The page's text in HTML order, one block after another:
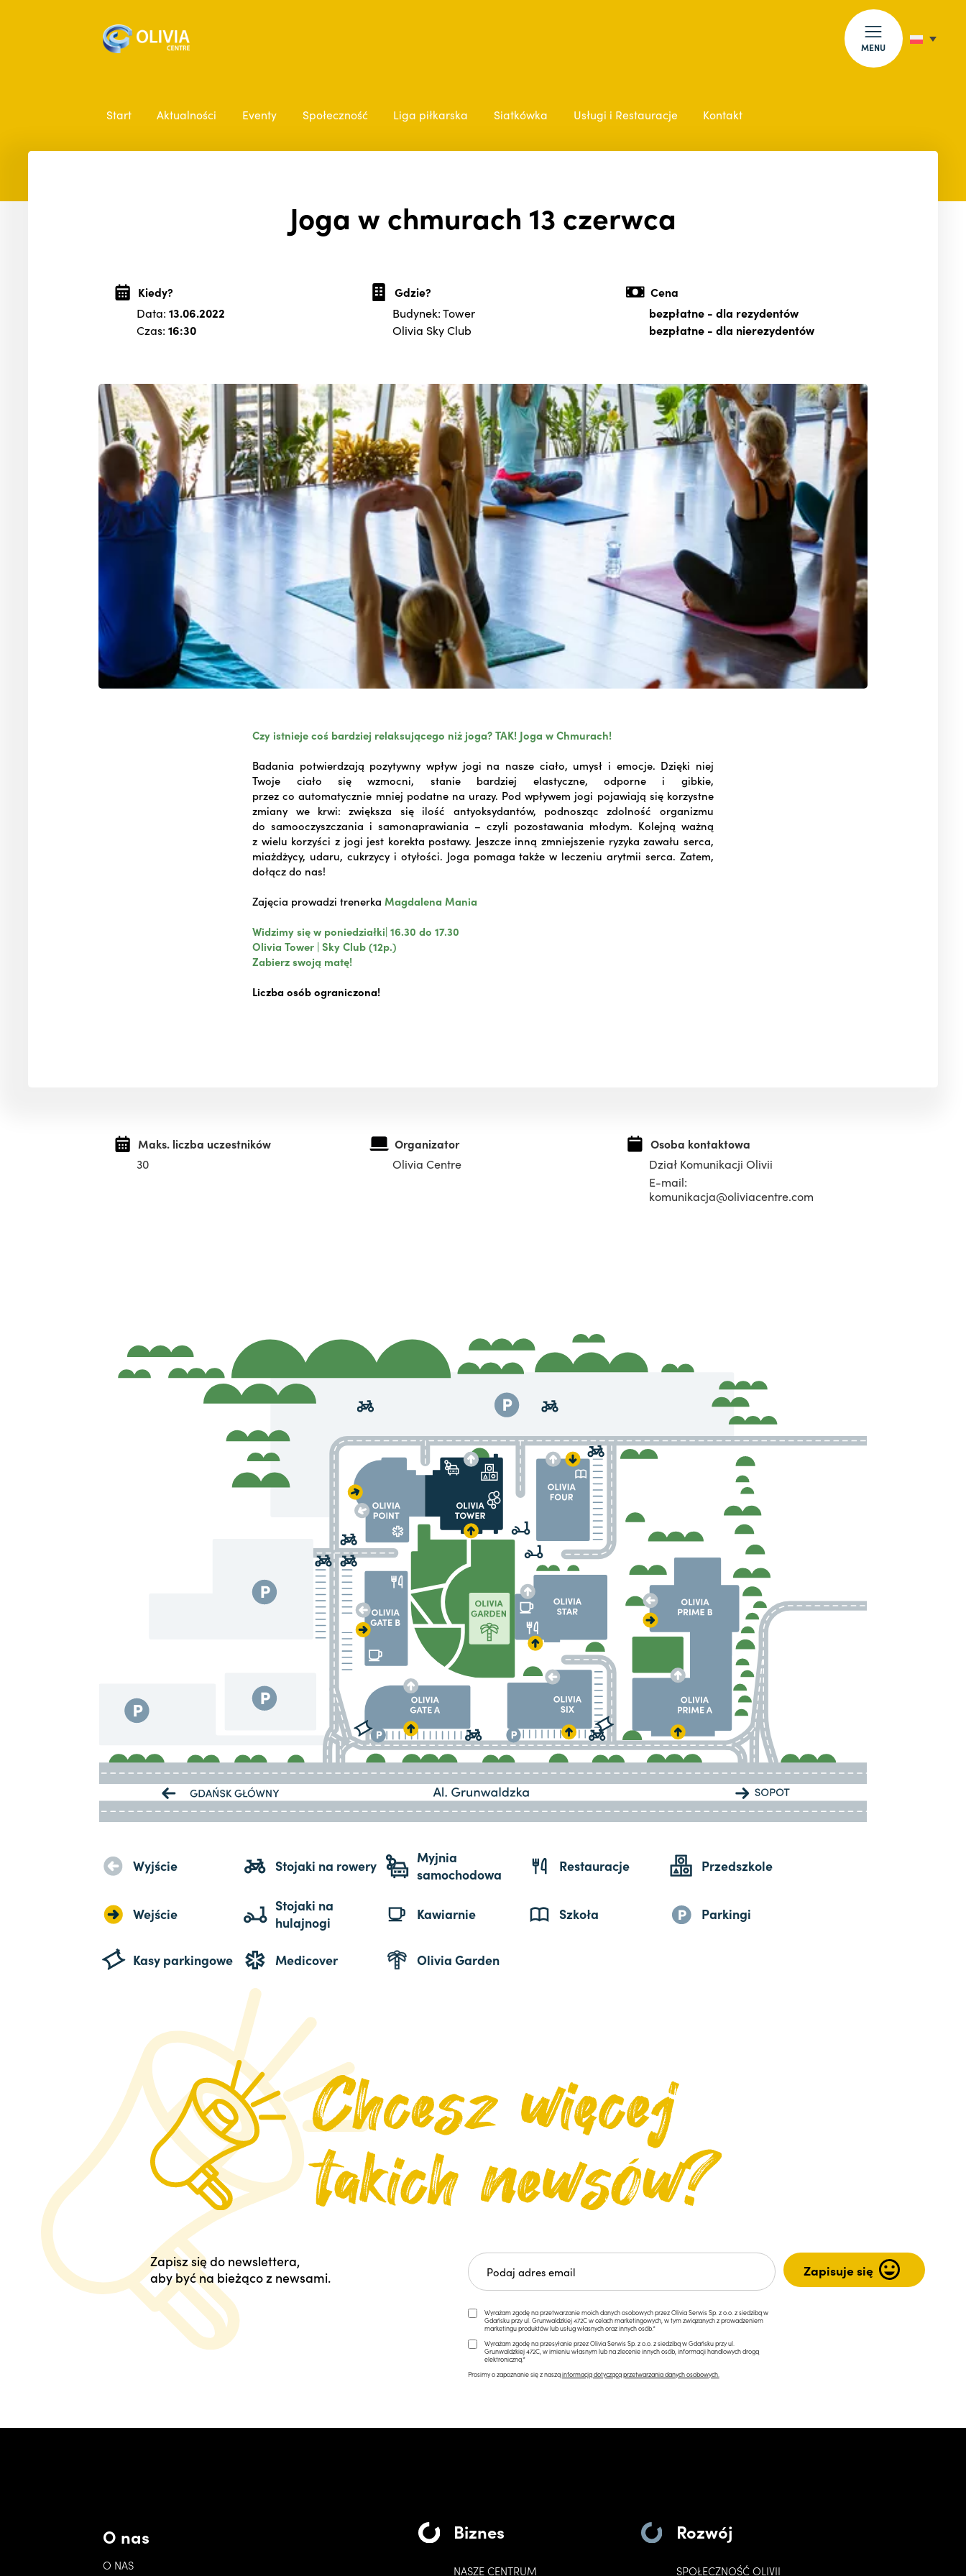
MENU
Start Aktualności Eventy Społeczność Liga piłkarska Siatkówka Usługi i Restauracje Kontakt
Joga w chmurach 13 czerwca
Kiedy?
Data: 13.06.2022
Czas: 16:30
Gdzie?
Budynek: Tower
Olivia Sky Club
Cena
bezpłatne- dla rezydentów
bezpłatne- dla nierezydentów
Czy istnieje coś bardziej relaksującego niż joga? TAK! Joga w Chmurach!
Badania potwierdzają pozytywny wpływ jogi na nasze ciało, umysł i emocje. Dzięki niej
Twoje ciało się wzmocni, stanie bardziej elastyczne, odporne i gibkie,
przez co automatycznie mniej podatne na urazy. Pod wpływem jogi pojawiają się korzystne
zmiany we krwi: zwiększa się ilość antyoksydantów, podnosząc zdolność organizmu
do samooczyszczania i samonaprawiania – czyli pozostawania młodym. Kolejną ważną
z wielu korzyści z jogi jest korekta postawy. Jeszcze inną zmniejszenie ryzyka zawału serca,
miażdżycy, udaru, cukrzycy i otyłości. Joga pomaga także w leczeniu arytmii serca. Zatem,
dołącz do nas!
Zajęcia prowadzi trenerkaMagdalena Mania
Widzimy się w poniedziałki| 16.30 do 17.30
Olivia Tower | Sky Club (12p.)
Zabierz swoją matę!
Liczba osób ograniczona!
Maks. liczba uczestników
30
Organizator
Olivia Centre
Osoba kontaktowa
Dział Komunikacji Olivii
E-mail:
komunikacja@oliviacentre.com
Wyjście Stojaki na rowery
Myjnia
samochodowa
Restauracje Przedszkole
Wejście
Stojaki na
hulajnogi
Kawiarnie Szkoła Parkingi
Kasy parkingowe Medicover Olivia Garden
Zapisz się do newslettera,
aby być na bieżąco z newsami.
Wyrażam zgodę na przetwarzanie moich danych osobowych przez Olivia Serwis Sp. z o.o. z siedzibą w
Gdańsku przy ul. Grunwaldzkiej 472C w celach marketingowych, w tym związanych z prowadzeniem
marketingu produktów lub usług własnych oraz innych osób.*
Wyrażam zgodę na przesyłanie przez Olivia Serwis Sp. z o.o. z siedzibą w Gdańsku przy ul.
Grunwaldzkiej 472C, w imieniu własnym lub na zlecenie innych osób, informacji handlowych drogą
elektroniczną.*
Prosimy o zapoznanie się z nasząinformacją dotyczącą przetwarzania danych osobowych.
O nas
O NAS
Biznes
NASZE CENTRUM
Rozwój
SPOŁECZNOŚĆ OLIVII